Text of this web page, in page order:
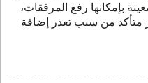
بإمكانها رفع المرفقات،
متأكد من سبب تعذر إضافة